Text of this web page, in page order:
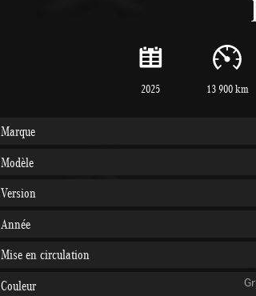
2025 13 900 km
Marque
Modèle
Version
Année
Mise en circulation
Couleur